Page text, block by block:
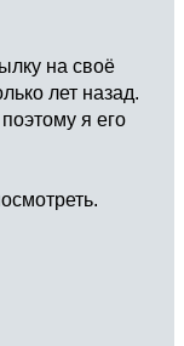
на своё
лет назад.
я его